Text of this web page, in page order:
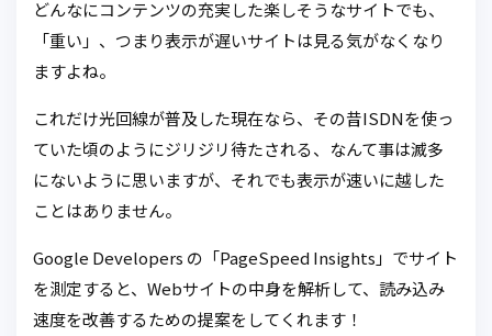
どんなにコンテンツの充実した楽しそうなサイトでも、
「重い」、つまり表示が遅いサイトは見る気がなくなり
ますよね。
これだけ光回線が普及した現在なら、その昔ISDNを使っ
ていた頃のようにジリジリ待たされる、なんて事は滅多
にないように思いますが、それでも表示が速いに越した
ことはありません。
Google Developers の「PageSpeed Insights」でサイト
を測定すると、Webサイトの中身を解析して、読み込み
速度を改善するための提案をしてくれます！